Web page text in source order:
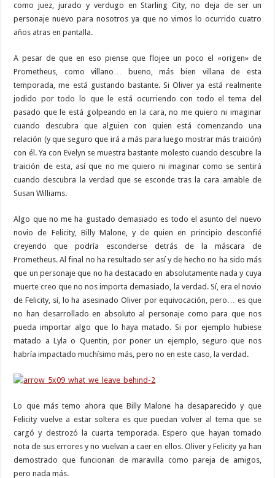
como juez, jurado y verdugo en Starling City, no deja de ser un
personaje nuevo para nosotros ya que no vimos lo ocurrido cuatro
años atras en pantalla.
A pesar de que en eso piense que flojee un poco el «origen» de
Prometheus, como villano… bueno, más bien villana de esta
temporada, me está gustando bastante. Si Oliver ya está realmente
jodido por todo lo que le está ocurriendo con todo el tema del
pasado que le está golpeando en la cara, no me quiero ni imaginar
cuando descubra que alguien con quien está comenzando una
relación (y que seguro que irá a más para luego mostrar más traición)
con él. Ya con Evelyn se muestra bastante molesto cuando descubre la
traición de esta, así que no me quiero ni imaginar como se sentirá
cuando descubra la verdad que se esconde tras la cara amable de
Susan Williams.
Algo que no me ha gustado demasiado es todo el asunto del nuevo
novio de Felicity, Billy Malone, y de quien en principio desconfié
creyendo que podría esconderse detrás de la máscara de
Prometheus. Al final no ha resultado ser así y de hecho no ha sido más
que un personaje que no ha destacado en absolutamente nada y cuya
muerte creo que no nos importa demasiado, la verdad. Sí, era el novio
de Felicity, sí, lo ha asesinado Oliver por equivocación, pero… es que
no han desarrollado en absoluto al personaje como para que nos
pueda importar algo que lo haya matado. Si por ejemplo hubiese
matado a Lyla o Quentin, por poner un ejemplo, seguro que nos
habría impactado muchísimo más, pero no en este caso, la verdad.
Lo que más temo ahora que Billy Malone ha desaparecido y que
Felicity vuelve a estar soltera es que puedan volver al tema que se
cargó y destrozó la cuarta temporada. Espero que hayan tomado
nota de sus errores y no vuelvan a caer en ellos. Oliver y Felicity ya han
demostrado que funcionan de maravilla como pareja de amigos,
pero nada más.